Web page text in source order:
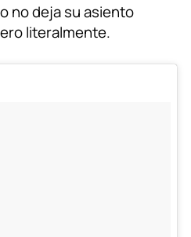
no deja su asiento
literalmente.